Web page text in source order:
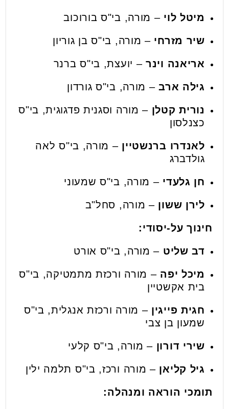
מיטל לוי – מורה, בי"ס בורוכוב
שיר מזרחי – מורה, בי"ס בן גוריון
אריאנה וינר– יועצת, בי"ס ברנר
גילה ארב– מורה, בי"ס גורדון
נורית קטלן – מורה וסגנית פדגוגית, בי"ס
כצנלסון
לאנדרו ברנשטיין – מורה, בי"ס לאה
גולדברג
חן גלעדי – מורה, בי"ס שמעוני
לירן ששון – מורה, סחל"ב
חינוך על-יסודי:
דב שליט – מורה, בי"ס אורט
מיכל יפה – מורה ורכזת מתמטיקה, בי"ס
בית אקשטיין
חגית פייגין – מורה ורכזת אנגלית, בי"ס
שמעון בן צבי
שירי דורון – מורה, בי"ס קלעי
גיל קליאן – מורה ורכז, בי"ס תלמה ילין
תומכי הוראה ומנהלה: